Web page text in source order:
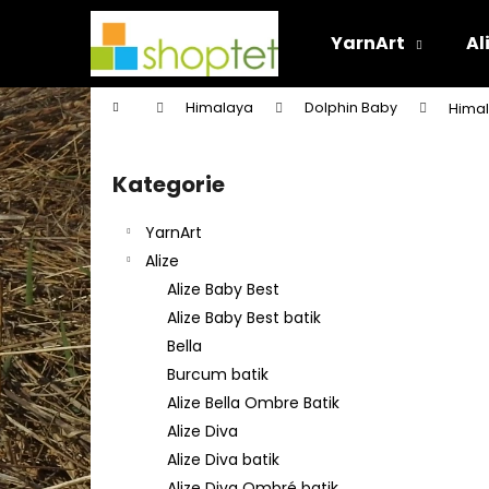
YarnArt
Domů Himalaya Dolphin Baby
P
o
s
t
r
a
n
n
í
p
a
n
Přeskočit
kategorie
Kategorie
YarnArt
Alize
Alize Baby Best
Alize Baby Best batik
Bella
Burcum batik
Alize Bella Ombre Batik
Alize Diva
Alize Diva batik
í
k
Zpět
do
obchodu
Zpět
do
obchodu